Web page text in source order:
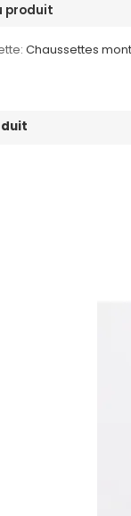
produit
Chaussettes